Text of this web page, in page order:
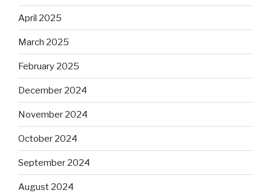
April 2025
March 2025
February 2025
December 2024
November 2024
October 2024
September 2024
August 2024